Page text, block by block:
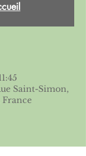
Saint-Simon,